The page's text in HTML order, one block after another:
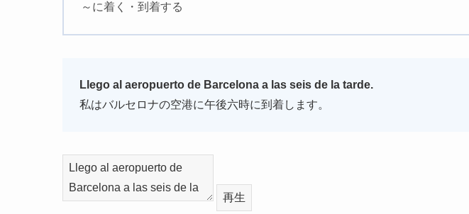
～に着く・到着する
Llego al aeropuerto de Barcelona a las seis de la tarde.
私はバルセロナの空港に午後六時に到着します。
再生